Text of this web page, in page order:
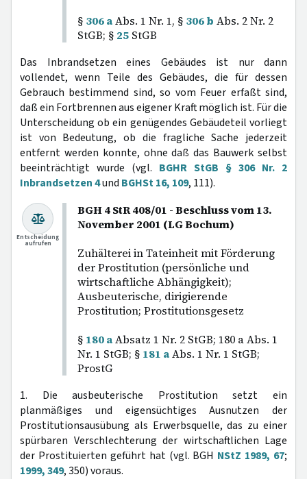
§ 306 aAbs. 1 Nr. 1, § 306 b Abs. 2 Nr. 2
StGB; § 25 StGB
Das Inbrandsetzen eines Gebäudes ist nur dann
vollendet, wenn Teile des Gebäudes, die für dessen
Gebrauch bestimmend sind, so vom Feuer erfaßt sind,
daß ein Fortbrennen aus eigener Kraft möglich ist. Für die
Unterscheidung ob ein genügendes Gebäudeteil vorliegt
ist von Bedeutung, ob die fragliche Sache jederzeit
entfernt werden konnte, ohne daß das Bauwerk selbst
beeinträchtigt wurde (vgl. BGHR StGB § 306 Nr. 2
Inbrandsetzen 4und BGHSt 16, 109, 111).
BGH 4 StR 408/01 - Beschluss vom 13.
November 2001 (LG Bochum)
Zuhälterei in Tateinheit mit Förderung
der Prostitution (persönliche und
wirtschaftliche Abhängigkeit);
Ausbeuterische, dirigierende
Prostitution; Prostitutionsgesetz
§ 180 aAbsatz 1 Nr. 2 StGB; 180 a Abs. 1
Nr. 1 StGB; § 181 aAbs. 1 Nr. 1 StGB;
ProstG
Entscheidung
aufrufen
1. Die ausbeuterische Prostitution setzt ein
planmäßiges und eigensüchtiges Ausnutzen der
Prostitutionsausübung als Erwerbsquelle, das zu einer
spürbaren Verschlechterung der wirtschaftlichen Lage
der Prostituierten geführt hat (vgl. BGH NStZ 1989, 67;
1999, 349, 350) voraus.